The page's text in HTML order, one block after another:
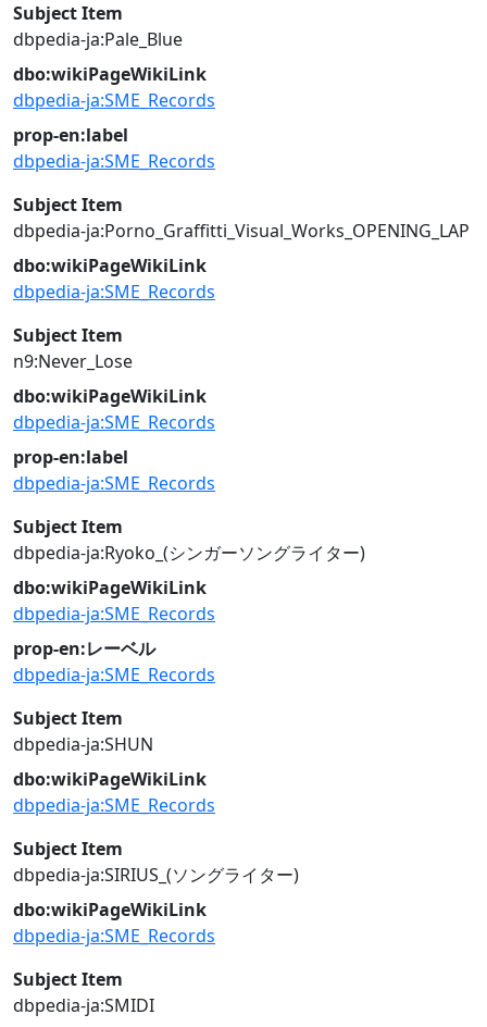
Subject Item
dbpedia-ja:Pale_Blue
dbo:wikiPageWikiLink
dbpedia-ja:SME_Records
prop-en:label
dbpedia-ja:SME_Records
Subject Item
dbpedia-ja:Porno_Graffitti_Visual_Works_OPENING_LAP
dbo:wikiPageWikiLink
dbpedia-ja:SME_Records
Subject Item
n9:Never_Lose
dbo:wikiPageWikiLink
dbpedia-ja:SME_Records
prop-en:label
dbpedia-ja:SME_Records
Subject Item
dbpedia-ja:Ryoko_(シンガーソングライター)
dbo:wikiPageWikiLink
dbpedia-ja:SME_Records
prop-en:レーベル
dbpedia-ja:SME_Records
Subject Item
dbpedia-ja:SHUN
dbo:wikiPageWikiLink
dbpedia-ja:SME_Records
Subject Item
dbpedia-ja:SIRIUS_(ソングライター)
dbo:wikiPageWikiLink
dbpedia-ja:SME_Records
Subject Item
dbpedia-ja:SMIDI